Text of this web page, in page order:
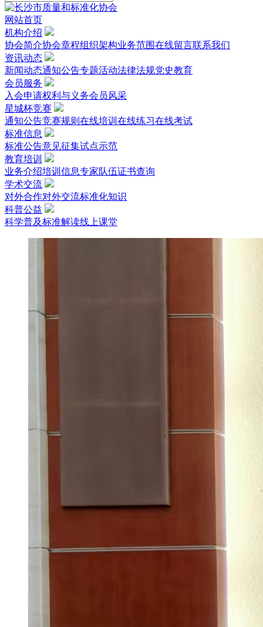
网站首页
机构介绍
协会简介协会章程组织架构业务范围在线留言联系我们
资讯动态
新闻动态通知公告专题活动法律法规党史教育
会员服务
入会申请权利与义务会员风采
星城杯竞赛
通知公告竞赛规则 在线培训 在线练习在线考试
标准信息
标准公告意见征集试点示范
教育培训
业务介绍培训信息专家队伍证书查询
学术交流
对外合作对外交流标准化知识
科普公益
科学普及标准解读线上课堂